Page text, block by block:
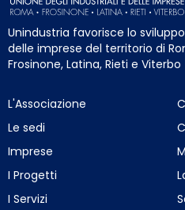
Unindustria favorisce lo sviluppo
delle imprese del territorio di
Frosinone, Latina, Rieti e Viterbo
L'Associazione
Le sedi
Imprese
I Progetti
I Servizi